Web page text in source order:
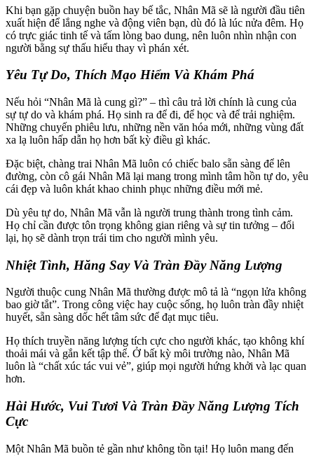
Khi bạn gặp chuyện buồn hay bế tắc, Nhân Mã sẽ là người đầu tiên
xuất hiện để lắng nghe và động viên bạn, dù đó là lúc nửa đêm. Họ
có trực giác tinh tế và tấm lòng bao dung, nên luôn nhìn nhận con
người bằng sự thấu hiểu thay vì phán xét.
Yêu Tự Do, Thích Mạo Hiểm Và Khám Phá
Nếu hỏi “Nhân Mã là cung gì?” – thì câu trả lời chính là cung của
sự tự do và khám phá. Họ sinh ra để đi, để học và để trải nghiệm.
Những chuyến phiêu lưu, những nền văn hóa mới, những vùng đất
xa lạ luôn hấp dẫn họ hơn bất kỳ điều gì khác.
Đặc biệt, chàng trai Nhân Mã luôn có chiếc balo sẵn sàng để lên
đường, còn cô gái Nhân Mã lại mang trong mình tâm hồn tự do, yêu
cái đẹp và luôn khát khao chinh phục những điều mới mẻ.
Dù yêu tự do, Nhân Mã vẫn là người trung thành trong tình cảm.
Họ chỉ cần được tôn trọng không gian riêng và sự tin tưởng – đổi
lại, họ sẽ dành trọn trái tim cho người mình yêu.
Nhiệt Tình, Hăng Say Và Tràn Đầy Năng Lượng
Người thuộc cung Nhân Mã thường được mô tả là “ngọn lửa không
bao giờ tắt”. Trong công việc hay cuộc sống, họ luôn tràn đầy nhiệt
huyết, sẵn sàng dốc hết tâm sức để đạt mục tiêu.
Họ thích truyền năng lượng tích cực cho người khác, tạo không khí
thoải mái và gắn kết tập thể. Ở bất kỳ môi trường nào, Nhân Mã
luôn là “chất xúc tác vui vẻ”, giúp mọi người hứng khởi và lạc quan
hơn.
Hài Hước, Vui Tươi Và Tràn Đầy Năng Lượng Tích
Cực
Một Nhân Mã buồn tẻ gần như không tồn tại! Họ luôn mang đến